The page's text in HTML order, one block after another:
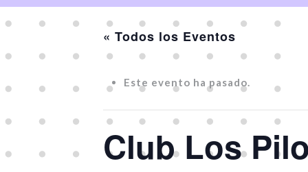
« Todos los Eventos
Este evento ha pasado.
Club Los